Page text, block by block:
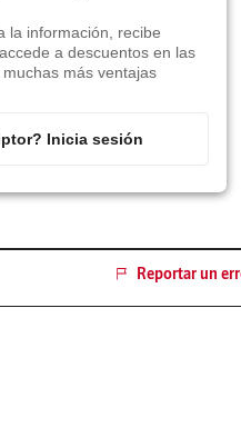
la información, recibe
a descuentos en las
más ventajas
Inicia sesión
Reportar un